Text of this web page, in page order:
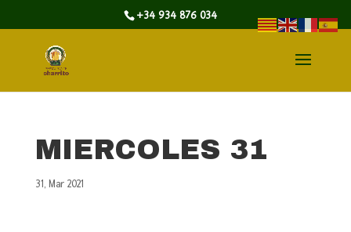
+34 934 876 034
MIERCOLES 31
31, Mar 2021